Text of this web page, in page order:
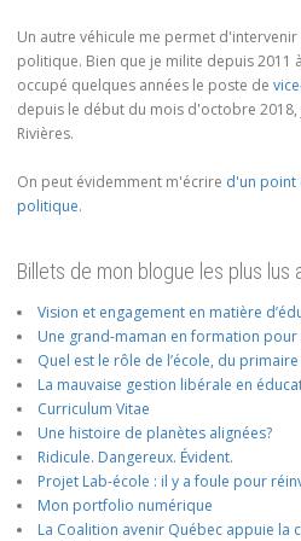
Un autre véhicule me permet
politique. Bien que je milite depuis 2011
occupé quelques années le poste de
depuis le début du mois d'octobre 2018,
Rivières.
On peut évidemment m'écrire d'un point
politique.
Billets de mon blogue les plus lus
Vision et engagement en matière
Une grand-maman en formation
Quel est le rôle de l’école, du primaire
La mauvaise gestion libérale en
Curriculum Vitae
Une histoire de planètes alignées?
Ridicule. Dangereux. Évident.
Projet Lab-école : il y a foule pour
Mon portfolio numérique
La Coalition avenir Québec appuie la